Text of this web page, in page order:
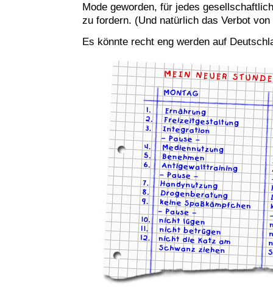
Mode geworden, für jedes
zu fordern. (Und natürlich das Verbot
Es könnte recht eng werden auf